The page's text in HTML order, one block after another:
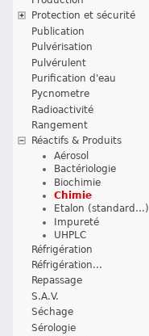
Protection et sécurité
Publication
Pulvérisation
Pulvérulent
Purification d'eau
Pycnometre
Radioactivité
Rangement
Réactifs & Produits
Aérosol
Bactériologie
Biochimie
Chimie
Etalon (standard...)
Impureté
UHPLC
Réfrigération
Réfrigération...
Repassage
S.A.V.
Séchage
Sérologie